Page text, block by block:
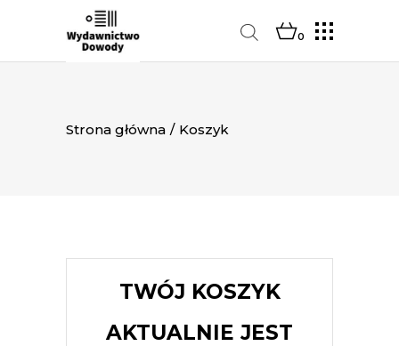
0
Strona główna / Koszyk
TWÓJ KOSZYK
AKTUALNIE JEST